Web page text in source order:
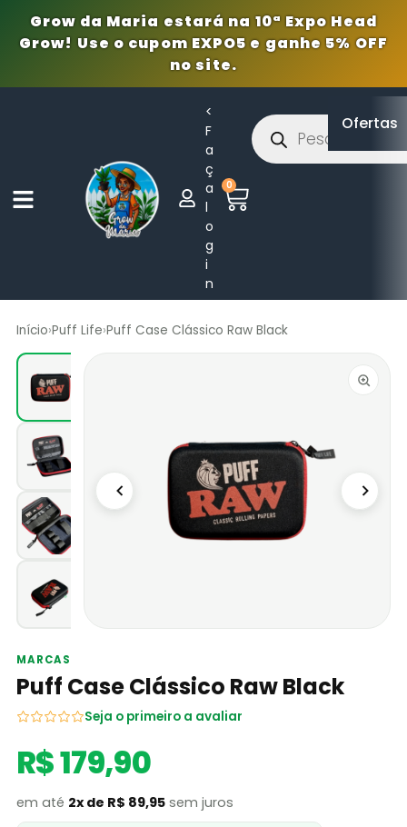
Grow da Maria estará na 10ª Expo Head
Grow! Use o cupom EXPO5 e ganhe 5% OFF
no site.
<
F
a
ç
a
l
o
g
i
n
0
Ofertas
Início›Puff Life›Puff Case Clássico Raw Black
MARCAS
Puff Case Clássico Raw Black
Seja o primeiro a avaliar
R$ 179,90
em até 2x de R$ 89,95sem juros